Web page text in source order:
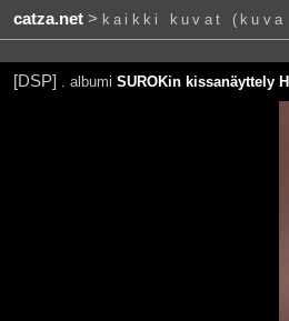
catza.net> kaikki kuvat (kuva
[DSP]
. albumi SUROKin kissanäyttely